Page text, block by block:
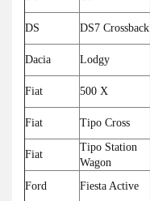
DS
DS7 Crossback
Dacia
Lodgy
Fiat
500 X
Fiat
Tipo Cross
Fiat
Tipo Station
Wagon
Ford
Fiesta Active